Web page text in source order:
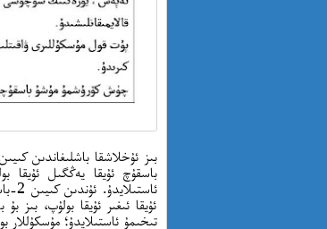
باسقۇچ ئۇيقا يەڭگىل ئۇيقا
ئۇيقا ئىغىر ئۇيقا بولۇپ، بىز
تىخىمۇ ئاستىلايدۇ؛ مۇسكۇللار